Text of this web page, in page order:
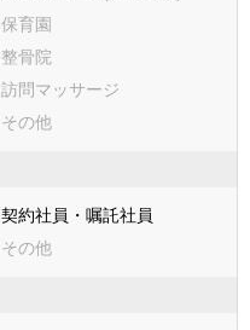
津島市
刈谷市
安城市
蒲郡市
新城市
大府市
保育園
整骨院
訪問マッサージ
その他
契約社員・嘱託社員
その他